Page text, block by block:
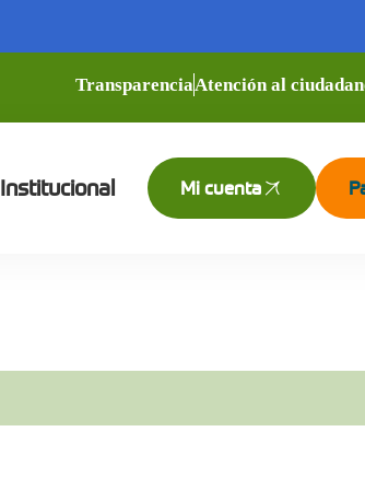
TransparenciaAtención al
Institucional Mi cuenta